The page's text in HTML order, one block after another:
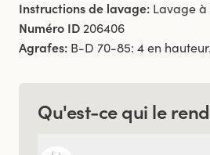
Instructions de lavage: Lavage
Numéro ID 206406
Agrafes: B-D 70-85: 4 en
Qu'est-ce qui le